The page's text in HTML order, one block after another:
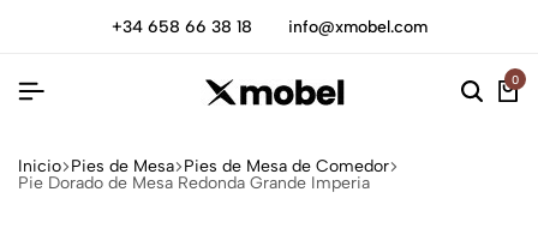
+34 658 66 38 18 info@xmobel.com
0
Inicio Pies de Mesa Pies de Mesa de Comedor
Pie Dorado de Mesa Redonda Grande Imperia